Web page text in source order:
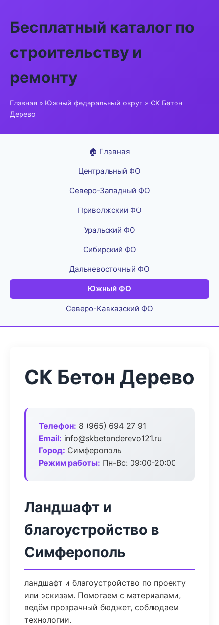
Бесплатный каталог по
строительству и
ремонту
Главная » Южный федеральный округ » СК Бетон
Дерево
🏠 Главная
Центральный ФО
Северо-Западный ФО
Приволжский ФО
Уральский ФО
Сибирский ФО
Дальневосточный ФО
Южный ФО
Северо-Кавказский ФО
СК Бетон Дерево
Телефон: 8 (965) 694 27 91
Email: info@skbetonderevo121.ru
Город: Симферополь
Режим работы: Пн-Вс: 09:00-20:00
Ландшафт и
благоустройство в
Симферополь
ландшафт и благоустройство по проекту
или эскизам. Помогаем с материалами,
ведём прозрачный бюджет, соблюдаем
технологии.